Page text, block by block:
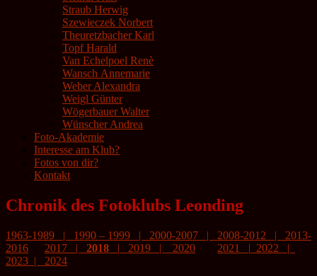
Straub Herwig
Szewieczek Norbert
Theuretzbacher Karl
Topf Harald
Van Echelpoel Renè
Wansch Annemarie
Weber Alexandra
Weigl Günter
Wögerbauer Walter
Wünscher Andrea
Foto-Akademie
Interesse am Klub?
Fotos von dir?
Kontakt
Chronik des Fotoklubs Leonding
1963-1989 | 1990 – 1999 | 2000-2007 | 2008-2012 | 2013-
2016
2017 | 2018 | 2019 | 2020 2021 | 2022 |
2023 | 2024